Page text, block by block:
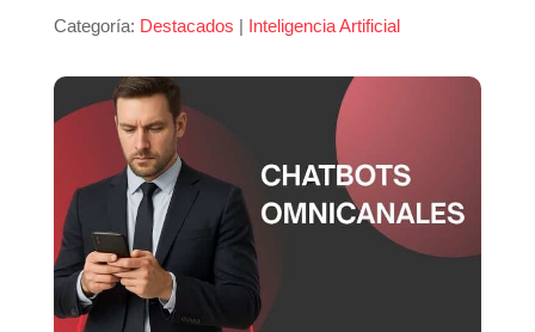
Categoría: Destacados | Inteligencia Artificial